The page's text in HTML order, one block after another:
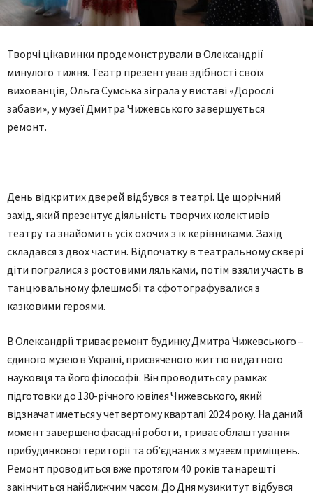
Творчі цікавинки продемонстрували в Олександрії
минулого тижня. Театр презентував здібності своїх
вихованців, Ольга Сумська зіграла у виставі «Дорослі
забави», у музеї Дмитра Чижевського завершується
ремонт.
День відкритих дверей відбувся в театрі. Це щорічний
захід, який презентує діяльність творчих колективів
театру та знайомить усіх охочих з їх керівниками. Захід
складався з двох частин. Відпочатку в театральному сквері
діти погралися з ростовими ляльками, потім взяли участь в
танцювальному флешмобі та сфотографувалися з
казковими героями.
В Олександрії триває ремонт будинку Дмитра Чижевського –
єдиного музею в Україні, присвяченого життю видатного
науковця та його філософії. Він проводиться у рамках
підготовки до 130-річного ювілея Чижевського, який
відзначатиметься у четвертому кварталі 2024 року. На даний
момент завершено фасадні роботи, триває облаштування
прибудинкової території та об’єднаних з музеєм приміщень.
Ремонт проводиться вже протягом 40 років та нарешті
закінчиться найближчим часом. До Дня музики тут відбувся